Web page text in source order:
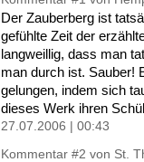
Der Zauberberg ist
gefühlte Zeit der
langweillig, dass man
man durch ist. Sauber!
gelungen, indem sich
dieses Werk ihren
27.07.2006 | 00:43
Kommentar #2 von St.